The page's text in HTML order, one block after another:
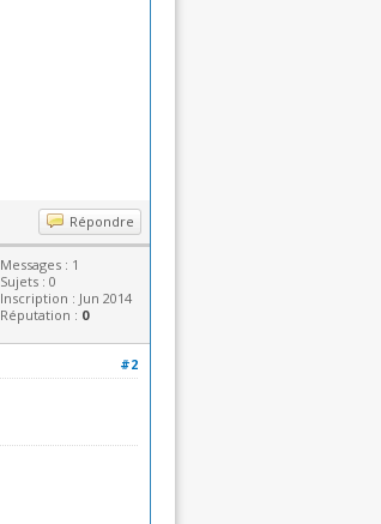
Répondre
Messages : 1
Sujets : 0
Inscription : Jun 2014
Réputation : 0
#2